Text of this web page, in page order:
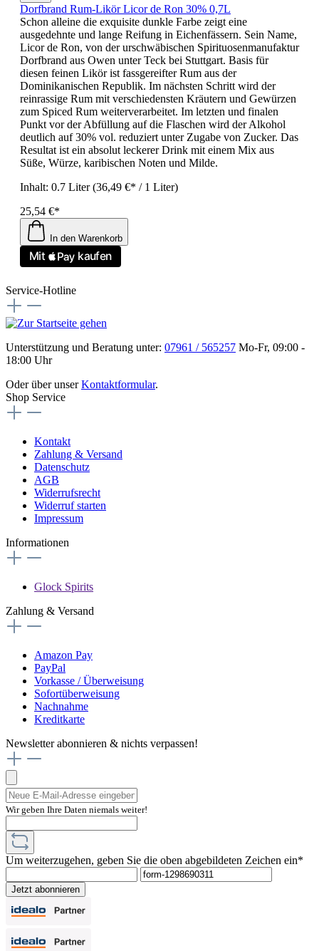
Dorfbrand Rum-Likör Licor de Ron 30% 0,7L
Schon alleine die exquisite dunkle Farbe zeigt eine
ausgedehnte und lange Reifung in Eichenfässern. Sein Name,
Licor de Ron, von der urschwäbischen Spirituosenmanufaktur
Dorfbrand aus Owen unter Teck bei Stuttgart. Basis für
diesen feinen Likör ist fassgereifter Rum aus der
Dominikanischen Republik. Im nächsten Schritt wird der
reinrassige Rum mit verschiedensten Kräutern und Gewürzen
zum Spiced Rum weiterverarbeitet. Im letzten und finalen
Punkt vor der Abfüllung auf die Flaschen wird der Alkohol
deutlich auf 30% vol. reduziert unter Zugabe von Zucker. Das
Resultat ist ein absolut leckerer Drink mit einem Mix aus
Süße, Würze, karibischen Noten und Milde.
Inhalt: 0.7 Liter(36,49 €* / 1 Liter)
25,54 €*
In den Warenkorb
Service-Hotline
Unterstützung und Beratung unter: 07961 / 565257 Mo-Fr, 09:00 -
18:00 Uhr
Oder über unserKontaktformular.
Shop Service
Kontakt
Zahlung & Versand
Datenschutz
AGB
Widerrufsrecht
Widerruf starten
Impressum
Informationen
Glock Spirits
Zahlung & Versand
Amazon Pay
PayPal
Vorkasse / Überweisung
Sofortüberweisung
Nachnahme
Kreditkarte
Newsletter abonnieren & nichts verpassen!
Wir geben Ihre Daten niemals weiter!
Um weiterzugehen, geben Sie die oben abgebildeten Zeichen ein*
Jetzt abonnieren